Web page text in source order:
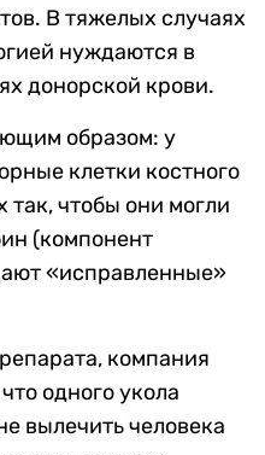
В тяжелых случаях
нуждаются в
донорской крови.
образом: у
клетки костного
так, чтобы они могли
(компонент
«исправленные»
компания
одного укола
вылечить человека